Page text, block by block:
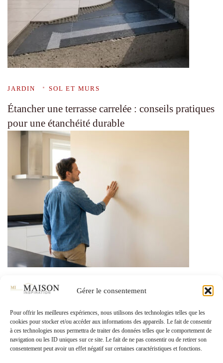
Gérer le consentement
Pour offrir les meilleures expériences, nous utilisons des technologies telles que les
cookies pour stocker et/ou accéder aux informations des appareils. Le fait de consentir
à ces technologies nous permettra de traiter des données telles que le comportement de
navigation ou les ID uniques sur ce site. Le fait de ne pas consentir ou de retirer son
consentement peut avoir un effet négatif sur certaines caractéristiques et fonctions.
JARDIN SOL ET MURS
Étancher une terrasse carrelée : conseils pratiques
pour une étanchéité durable
SOL ET MURS
Meilleure peinture de cuisine lessivable et
durable